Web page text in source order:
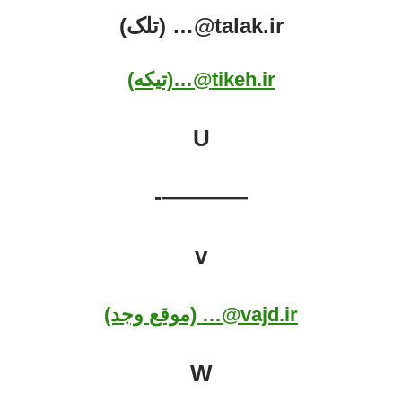
talak.ir@… (تلک)
tikeh.ir@…(تیکه)
U
————-
v
vajd.ir@… (موقع وجد)
W